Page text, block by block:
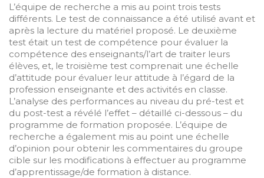
L’équipe de recherche a mis au point trois tests
différents. Le test de connaissance a été utilisé avant et
après la lecture du matériel proposé. Le deuxième
test était un test de compétence pour évaluer la
compétence des enseignants/l’art de traiter leurs
élèves, et, le troisième test comprenait une échelle
d’attitude pour évaluer leur attitude à l’égard de la
profession enseignante et des activités en classe.
L’analyse des performances au niveau du pré-test et
du post-test a révélé l’effet – détaillé ci-dessous – du
programme de formation proposée. L’équipe de
recherche a également mis au point une échelle
d’opinion pour obtenir les commentaires du groupe
cible sur les modifications à effectuer au programme
d’apprentissage/de formation à distance.